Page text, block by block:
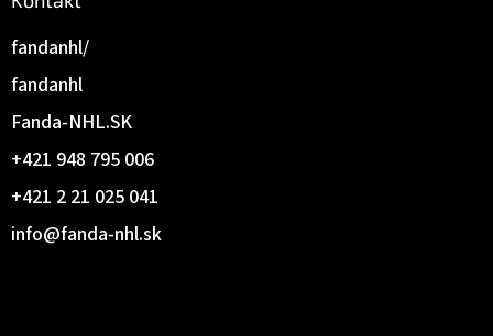
info@fanda-nhl.sk
+421 2 21 025 041
+421 948 795 006
Fanda-NHL.SK
fandanhl
fandanhl/